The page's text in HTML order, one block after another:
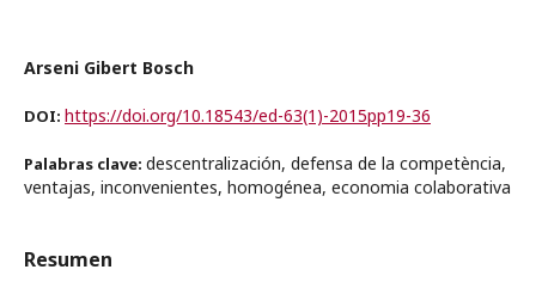
Arseni Gibert Bosch
DOI: https://doi.org/10.18543/ed-63(1)-2015pp19-36
Palabras clave: descentralización, defensa de la competència,
ventajas, inconvenientes, homogénea, economia colaborativa
Resumen